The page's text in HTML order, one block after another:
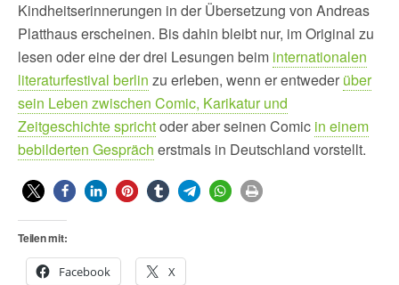
Kindheitserinnerungen in der Übersetzung von Andreas
Platthaus erscheinen. Bis dahin bleibt nur, im Original zu
lesen oder eine der drei Lesungen beim internationalen
literaturfestival berlin zu erleben, wenn er entweder über
sein Leben zwischen Comic, Karikatur und
Zeitgeschichte sprichtoder aber seinen Comic in einem
bebilderten Gespräch erstmals in Deutschland vorstellt.
Teilen mit:
Facebook X